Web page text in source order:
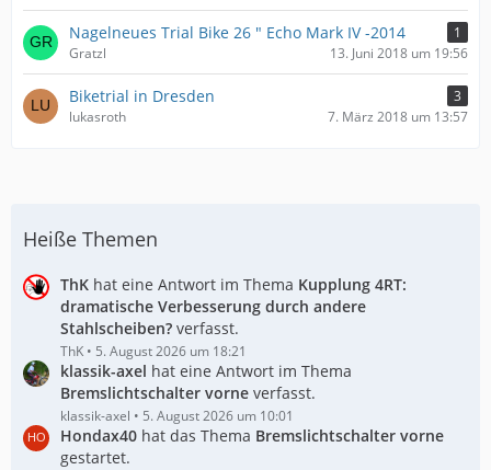
Nagelneues Trial Bike 26 " Echo Mark IV -2014
1
Gratzl
13. Juni 2018 um 19:56
Biketrial in Dresden
3
lukasroth
7. März 2018 um 13:57
Heiße Themen
ThK hat eine Antwort im Thema Kupplung 4RT:
dramatische Verbesserung durch andere
Stahlscheiben? verfasst.
ThK 5. August 2026 um 18:21
klassik-axel hat eine Antwort im Thema
Bremslichtschalter vorne verfasst.
klassik-axel 5. August 2026 um 10:01
Hondax40 hat das Thema Bremslichtschalter vorne
gestartet.